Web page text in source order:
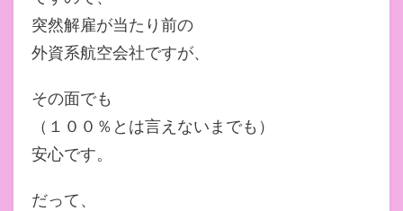
突然解雇が当たり前の
外資系航空会社ですが、
その面でも
（１００％とは言えないまでも）
安心です。
だって、